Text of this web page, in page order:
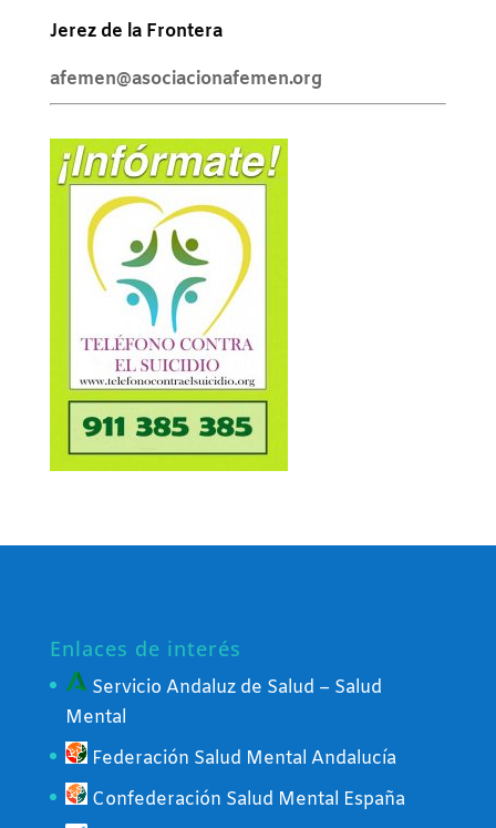
Jerez de la Frontera
afemen@asociacionafemen.org
Enlaces de interés
Servicio Andaluz de Salud – Salud
Mental
Federación Salud Mental Andalucía
Confederación Salud Mental España